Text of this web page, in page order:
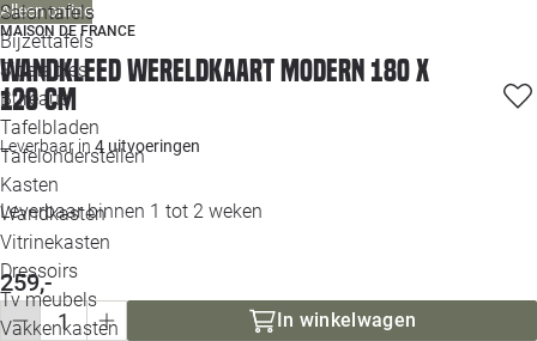
Salontafels
Bijzettafels
Sidetables
Bureaus
Tafelbladen
Tafelonderstellen
Kasten
Wandkasten
Vitrinekasten
Dressoirs
Tv meubels
Vakkenkasten
Alleen online
MAISON DE FRANCE
Wandkleed Wereldkaart modern 180 x
120 cm
Leverbaar in 4 uitvoeringen
Leverbaar binnen 1 tot 2 weken
259,-
In winkelwagen